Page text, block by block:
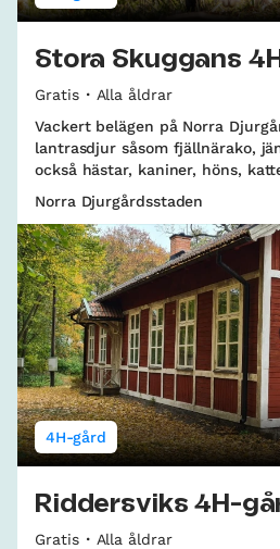
Stora Skuggans
Gratis
Alla åldrar
Vackert belägen på Norra
lantrasdjur såsom fjällnärako,
också hästar, kaniner, höns,
Norra Djurgårdsstaden
4H-gård
Riddersviks 4H-
Gratis
Alla åldrar